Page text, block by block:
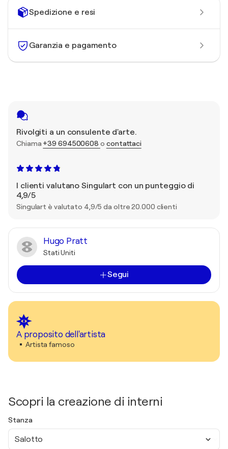
Spedizione e resi
Garanzia e pagamento
Rivolgiti a un consulente d'arte.
Chiama +39 694500608 o contattaci
I clienti valutano Singulart con un punteggio di
4,9/5
Singulart è valutato 4,9/5 da oltre 20.000 clienti
Hugo Pratt
Stati Uniti
Segui
A proposito dell'artista
Artista famoso
Scopri la creazione di interni
Stanza
Salotto